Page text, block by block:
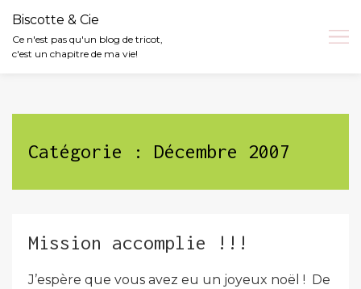
Biscotte & Cie
Ce n'est pas qu'un blog de tricot,
c'est un chapitre de ma vie!
Catégorie : Décembre 2007
Mission accomplie !!!
J’espère que vous avez eu un joyeux noël ! De